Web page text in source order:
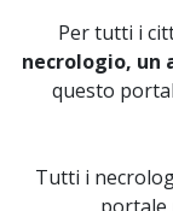
Per tutti i
necrologio, un
questo
Tutti i